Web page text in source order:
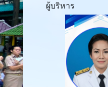
ผู้บริหาร